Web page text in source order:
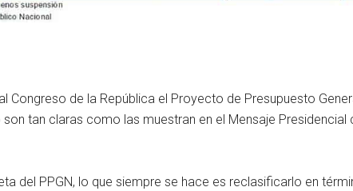
Congreso de la República el Proyecto de Presupuesto
tan claras como las muestran en el Mensaje Presidencial
del PPGN, lo que siempre se hace es reclasificarlo en